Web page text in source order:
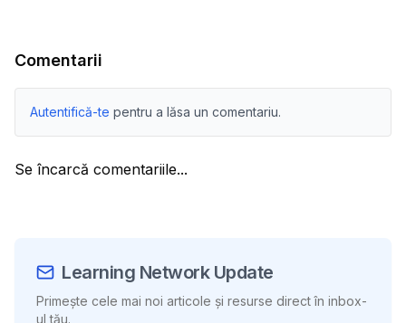
Comentarii
Autentifică-te pentru a lăsa un comentariu.
Se încarcă comentariile...
Learning Network Update
Primește cele mai noi articole și resurse direct în inbox-
ul tău.